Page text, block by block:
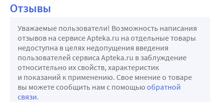
Отзывы
Уважаемые пользователи! Возможность написания
отзывов на сервисе Apteka.ru на отдельные товары
недоступна в целях недопущения введения
пользователей сервиса Apteka.ru в заблуждение
относительно их свойств, характеристик
и показаний к применению. Свое мнение о товаре
вы можете сообщить нам с помощью обратной
связи.